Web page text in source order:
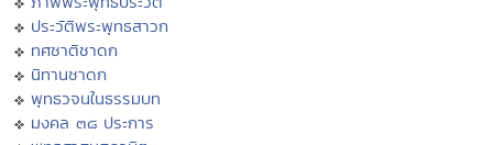
ประวัติพระพุทธสาวก
ทศชาติชาดก
นิทานชาดก
พุทธวจนในธรรมบท
มงคล ๓๘ ประการ